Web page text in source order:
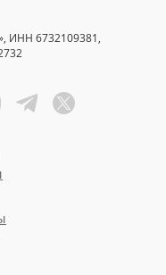
ИНН 6732109381,